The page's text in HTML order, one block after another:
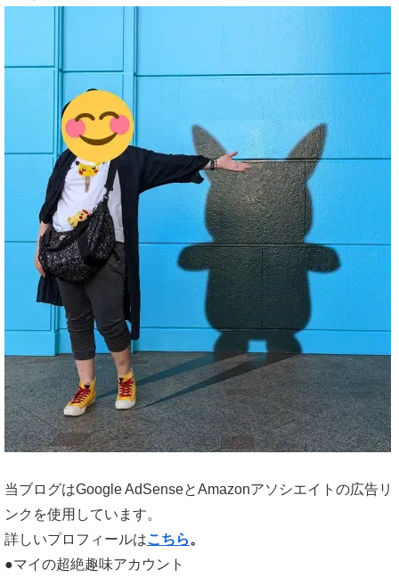
当ブログはGoogle AdSenseとAmazonアソシエイトの広告リ
ンクを使用しています。
詳しいプロフィールはこちら。
●マイの超絶趣味アカウント